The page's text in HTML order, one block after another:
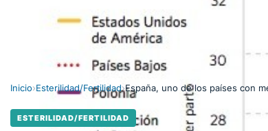
Inicio›Esterilidad/Fertilidad›España, uno de los países con
ESTERILIDAD/FERTILIDAD